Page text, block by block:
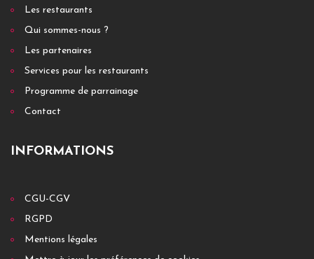
Les restaurants
Qui sommes-nous ?
Les partenaires
Services pour les restaurants
Programme de parrainage
Contact
INFORMATIONS
CGU-CGV
RGPD
Mentions légales